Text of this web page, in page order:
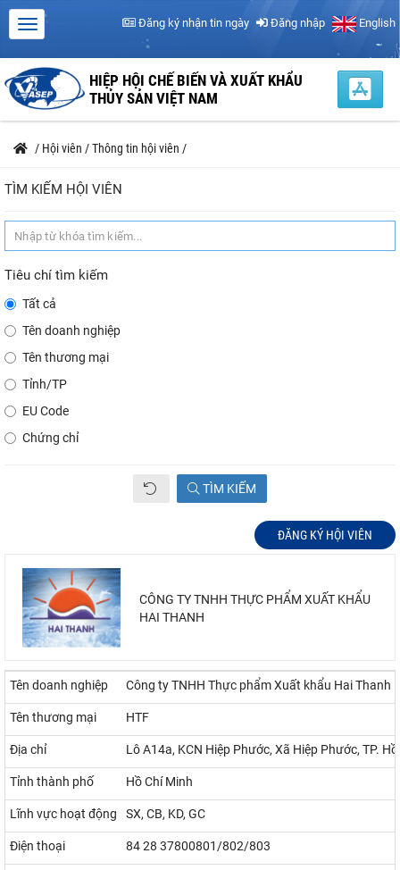
Đăng ký nhận tin ngày Đăng nhập English
HIỆP HỘI CHẾ BIẾN VÀ XUẤT KHẨU
THỦY SẢN VIỆT NAM
/ Hội viên /Thông tin hội viên /
TÌM KIẾM HỘI VIÊN
Tiêu chí tìm kiếm
Tất cả
Tên doanh nghiệp
Tên thương mại
Tỉnh/TP
EU Code
Chứng chỉ
TÌM KIẾM
ĐĂNG KÝ HỘI VIÊN
CÔNG TY TNHH THỰC PHẨM XUẤT KHẨU
HAI THANH
Tên doanh nghiệp Công ty TNHH Thực phẩm Xuất khẩu Hai Thanh
Tên thương mại HTF
Địa chỉ Lô A14a, KCN Hiệp Phước, Xã Hiệp Phước, TP.
Tỉnh thành phố Hồ Chí Minh
Lĩnh vực hoạt động SX, CB, KD, GC
Điện thoại 84 28 37800801/802/803